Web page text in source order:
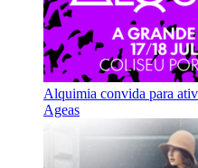
Alquimia convida para
Ageas